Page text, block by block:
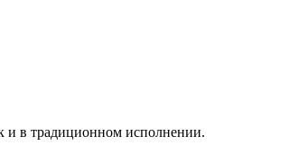
и в традиционном исполнении.